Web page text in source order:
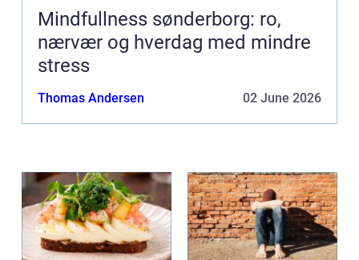
Mindfullness sønderborg: ro,
nærvær og hverdag med mindre
stress
Thomas Andersen 02 June 2026